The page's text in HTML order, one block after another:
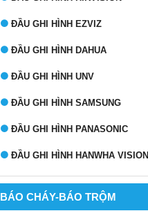
ĐẦU GHI HÌNH EZVIZ
ĐẦU GHI HÌNH DAHUA
ĐẦU GHI HÌNH UNV
ĐẦU GHI HÌNH SAMSUNG
ĐẦU GHI HÌNH PANASONIC
ĐẦU GHI HÌNH HANWHA VISION
BÁO CHÁY-BÁO TRỘM